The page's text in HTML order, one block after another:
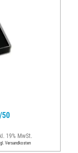
50
19% MwSt.
Versandkosten